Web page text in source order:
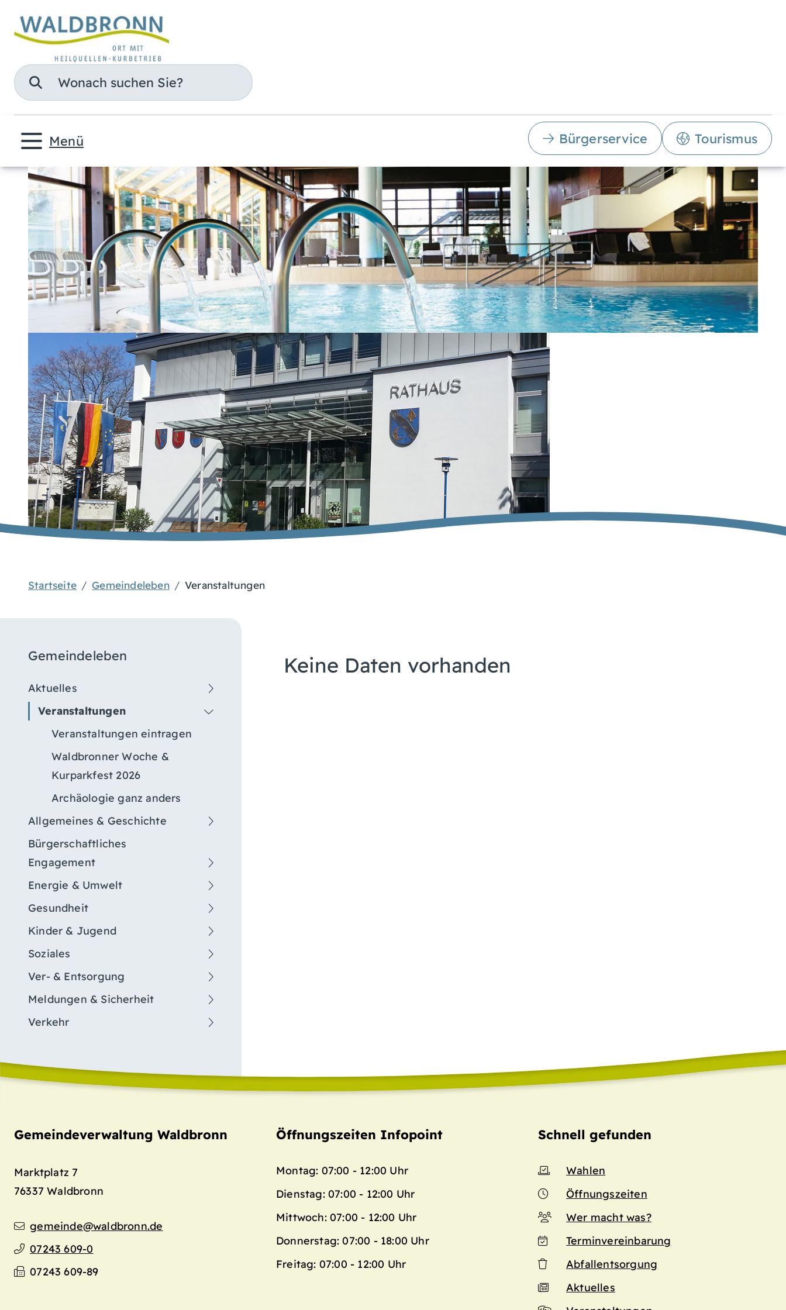
Suche
Menü Bürgerservice Tourismus
Startseite Gemeindeleben Veranstaltungen
Gemeindeleben
Aktuelles
Veranstaltungen
Veranstaltungen eintragen
Waldbronner Woche &
Kurparkfest 2026
Archäologie ganz anders
Allgemeines & Geschichte
Bürgerschaftliches
Engagement
Energie & Umwelt
Gesundheit
Kinder & Jugend
Soziales
Ver- & Entsorgung
Meldungen & Sicherheit
Verkehr
Keine Daten vorhanden
Gemeindeverwaltung Waldbronn
Marktplatz 7
76337 Waldbronn
gemeinde@waldbronn.de
07243 609-0
07243 609-89
Öffnungszeiten Infopoint
Montag: 07:00 - 12:00 Uhr
Dienstag: 07:00 - 12:00 Uhr
Mittwoch: 07:00 - 12:00 Uhr
Donnerstag: 07:00 - 18:00 Uhr
Freitag: 07:00 - 12:00 Uhr
Schnell gefunden
Wahlen
Öffnungszeiten
Wer macht was?
Terminvereinbarung
Abfallentsorgung
Aktuelles